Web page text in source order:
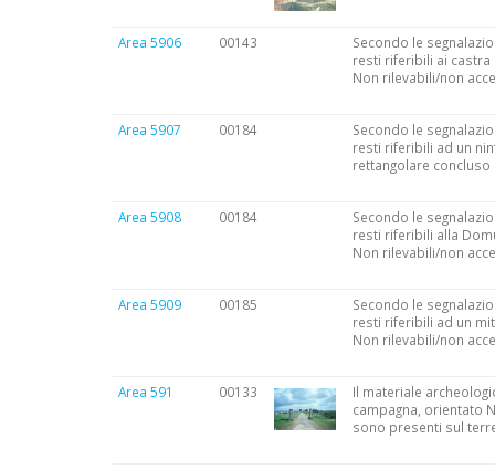
Area 5906 00143
Secondo le
resti riferibili ai castra
Non rilevabili/non
Area 5907 00184
Secondo le
resti riferibili ad un
rettangolare
Area 5908 00184
Secondo le
resti riferibili alla
Non rilevabili/non
Area 5909 00185
Secondo le
resti riferibili ad un
Non rilevabili/non
Area 591 00133
Il materiale
campagna, orientato
sono presenti sul